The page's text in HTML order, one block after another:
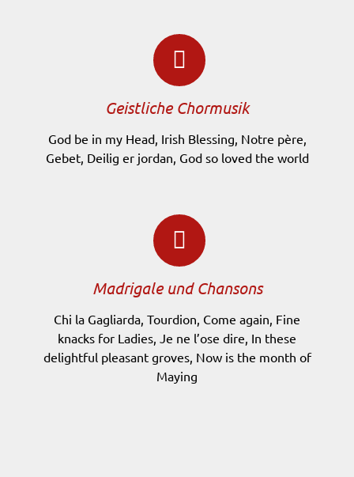
Geistliche Chormusik
God be in my Head, Irish Blessing, Notre père,
Gebet, Deilig er jordan, God so loved the world
Madrigale und Chansons
Chi la Gagliarda, Tourdion, Come again, Fine
knacks for Ladies, Je ne l’ose dire, In these
delightful pleasant groves, Now is the month of
Maying